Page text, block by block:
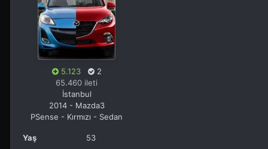
5.123
2
65.460 ileti
İstanbul
2014 - Mazda3
PSense - Kırmızı - Sedan
Yaş 53